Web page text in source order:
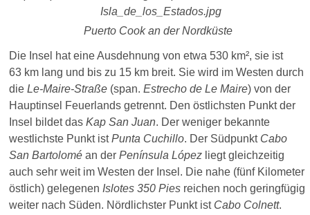
Puerto Cook an der Nordküste
Die Insel hat eine Ausdehnung von etwa 530 km², sie ist
63 km lang und bis zu 15 km breit. Sie wird im Westen durch
dieLe-Maire-Straße (span.Estrecho de Le Maire) von der
Hauptinsel Feuerlands getrennt. Den östlichsten Punkt der
Insel bildet dasKap San Juan. Der weniger bekannte
westlichste Punkt istPunta Cuchillo. Der Südpunkt Cabo
San Bartolomé an derPenínsula López liegt gleichzeitig
auch sehr weit im Westen der Insel. Die nahe (fünf Kilometer
östlich) gelegenen Islotes 350 Pies reichen noch geringfügig
weiter nach Süden. Nördlichster Punkt ist Cabo Colnett.